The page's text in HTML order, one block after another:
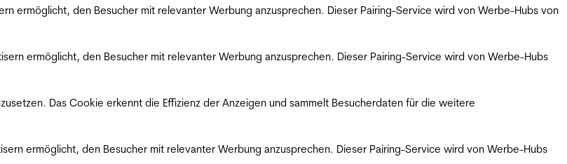
ermöglicht, den Besucher mit relevanter Werbung anzusprechen. Dieser Pairing-Service wird von Werbe-Hubs von
ermöglicht, den Besucher mit relevanter Werbung anzusprechen. Dieser Pairing-Service wird von Werbe-Hubs
Das Cookie erkennt die Effizienz der Anzeigen und sammelt Besucherdaten für die weitere
ermöglicht, den Besucher mit relevanter Werbung anzusprechen. Dieser Pairing-Service wird von Werbe-Hubs